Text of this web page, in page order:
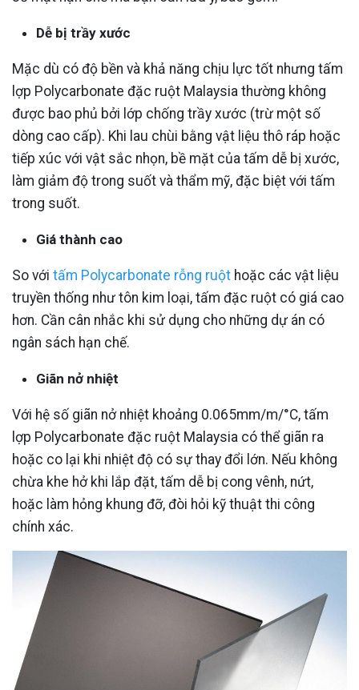
Dễ bị trầy xước
Mặc dù có độ bền và khả năng chịu lực tốt nhưng tấm
lợp Polycarbonate đặc ruột Malaysia thường không
được bao phủ bởi lớp chống trầy xước (trừ một số
dòng cao cấp). Khi lau chùi bằng vật liệu thô ráp hoặc
tiếp xúc với vật sắc nhọn, bề mặt của tấm dễ bị xước,
làm giảm độ trong suốt và thẩm mỹ, đặc biệt với tấm
trong suốt.
Giá thành cao
So với tấm Polycarbonate rỗng ruột hoặc các vật liệu
truyền thống như tôn kim loại, tấm đặc ruột có giá cao
hơn. Cần cân nhắc khi sử dụng cho những dự án có
ngân sách hạn chế.
Giãn nở nhiệt
Với hệ số giãn nở nhiệt khoảng 0.065mm/m/°C, tấm
lợp Polycarbonate đặc ruột Malaysia có thể giãn ra
hoặc co lại khi nhiệt độ có sự thay đổi lớn. Nếu không
chừa khe hở khi lắp đặt, tấm dễ bị cong vênh, nứt,
hoặc làm hỏng khung đỡ, đòi hỏi kỹ thuật thi công
chính xác.